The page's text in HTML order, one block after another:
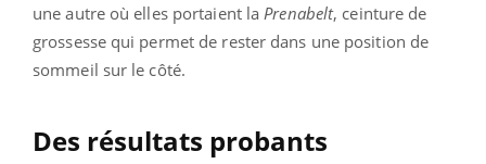
une autre où elles portaient la Prenabelt, ceinture de
grossesse qui permet de rester dans une position de
sommeil sur le côté.
Des résultats probants